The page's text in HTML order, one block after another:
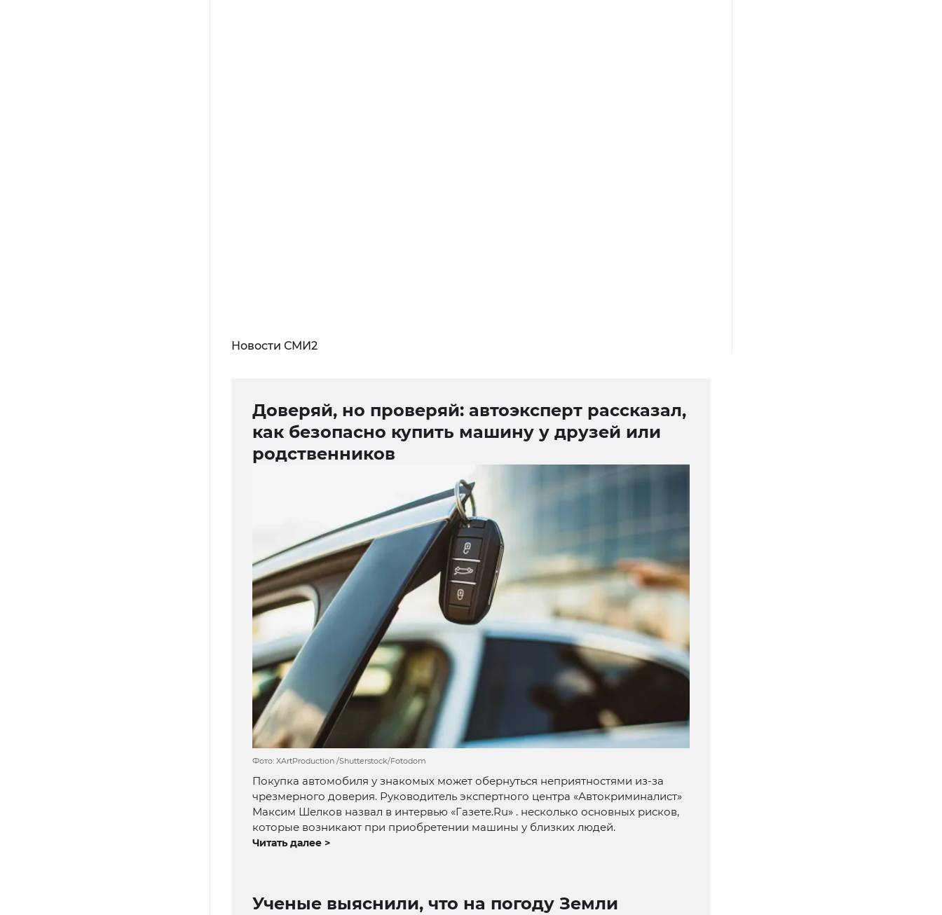
Новости СМИ2
Доверяй, но проверяй: автоэксперт рассказал,
как безопасно купить машину у друзей или
родственников
Фото: XArtProduction /Shutterstock/Fotodom
Покупка автомобиля у знакомых может обернуться неприятностями из-за
чрезмерного доверия. Руководитель экспертного центра «Автокриминалист»
Максим Шелков назвал в интервью «Газете.Ru» . несколько основных рисков,
которые возникают при приобретении машины у близких людей.
Читать далее >
Ученые выяснили, что на погоду Земли